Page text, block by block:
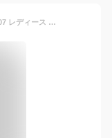
KiU ベスト のみ 通販 空調ベスト キウ K307 レディース メンズ エアコンディションドベスト 空調 服 撥水 はっ水 熱中症対策 暑さ対策 ユニセックス キャンプ フェス デイリー 釣り フィッシング アウトドアウエア アウトドアウェア